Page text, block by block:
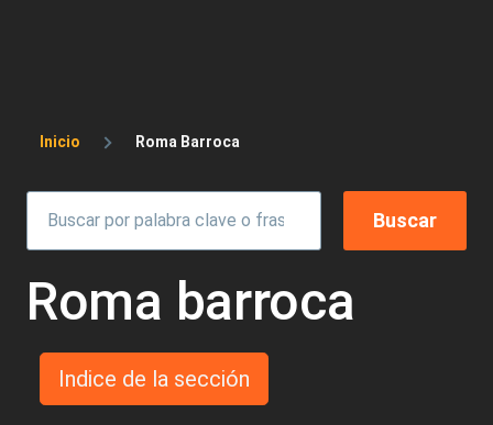
Sobrescribir enlaces de ayuda a la
Inicio Roma Barroca
Roma barroca
Indice de la sección